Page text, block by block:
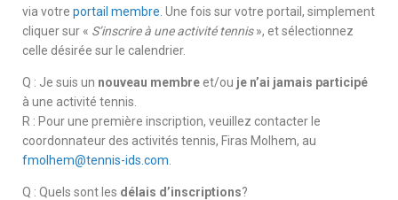
via votre portail membre . Une fois sur votre portail, simplement
cliquer sur « S’inscrire à une activité tennis», et sélectionnez
celle désirée sur le calendrier.
Q : Je suis un nouveau membreet/ou je n’ai jamais participé
à une activité tennis.
R : Pour une première inscription, veuillez contacter le
coordonnateur des activités tennis, Firas Molhem, au
fmolhem@tennis-ids.com
Q : Quels sont les délais d’inscriptions?